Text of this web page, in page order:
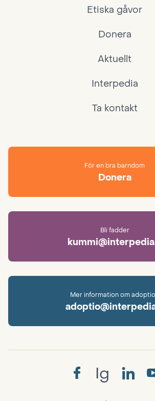
Etiska gåvor
Donera
Aktuellt
Interpedia
Ta kontakt
För en bra barndom
Donera
Bli fadder
Mer information om
Ig